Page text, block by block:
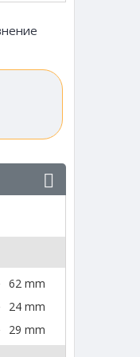
62 mm
24 mm
29 mm